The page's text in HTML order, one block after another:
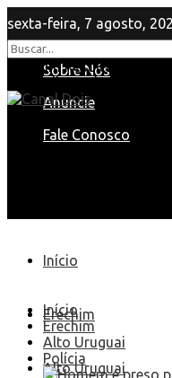
sexta-feira, 7 agosto,
Sobre Nós
Anuncie
Fale Conosco
Nenhum Resultado
View All Result
Início
Erechim
Alto Uruguai
Início
Erechim
Alto Uruguai
Polícia